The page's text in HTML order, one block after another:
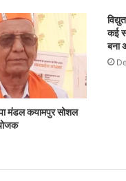
मंडल कयामपुर सोशल
कई
बना